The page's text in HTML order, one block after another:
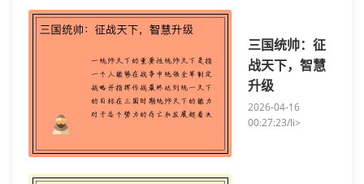
三国统帅：征
战天下，智慧
升级
2026-04-16
00:27:23/li>